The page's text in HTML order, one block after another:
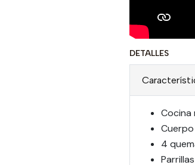
DETALLES
Cocina
4